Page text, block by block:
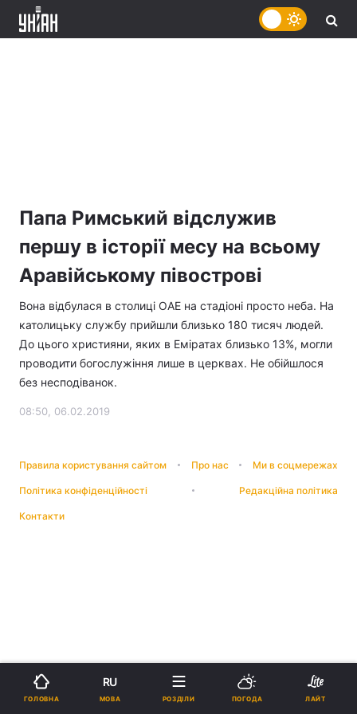
Папа Римський відслужив
першу в історії месу на всьому
Аравійському півострові
Вона відбулася в столиці ОАЕ на стадіоні просто неба. На
католицьку службу прийшли близько 180 тисяч людей.
До цього християни, яких в Еміратах близько 13%, могли
проводити богослужіння лише в церквах. Не обійшлося
без несподіванок.
08:50, 06.02.2019
Правила користування сайтом Про нас Ми в соцмережах
Політика конфіденційності Редакційна політика
Контакти
ГОЛОВНА
RU
МОВА РОЗДІЛИ ПОГОДА ЛАЙТ